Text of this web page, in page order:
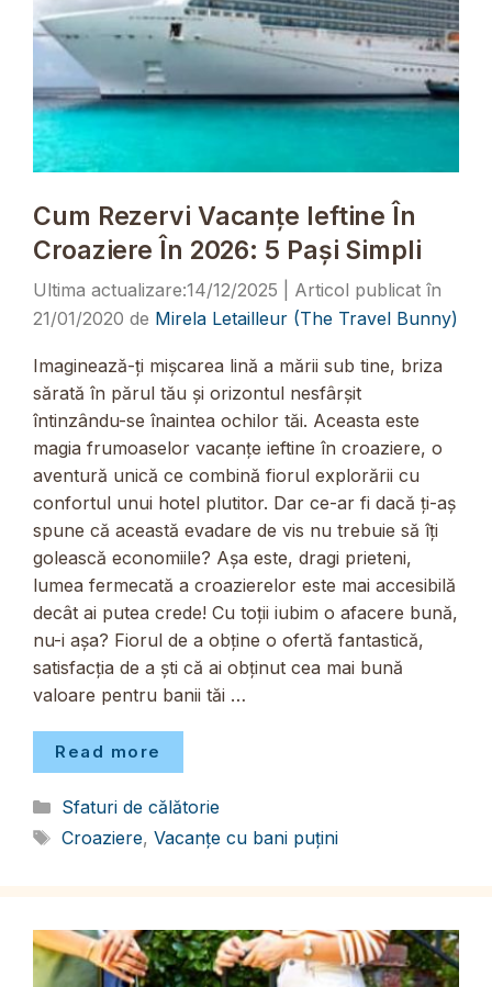
Cum Rezervi Vacanțe Ieftine În
Croaziere În 2026: 5 Pași Simpli
14/12/2025
21/01/2020 de Mirela Letailleur (The Travel Bunny)
Imaginează-ți mișcarea lină a mării sub tine, briza
sărată în părul tău și orizontul nesfârșit
întinzându-se înaintea ochilor tăi. Aceasta este
magia frumoaselor vacanțe ieftine în croaziere, o
aventură unică ce combină fiorul explorării cu
confortul unui hotel plutitor. Dar ce-ar fi dacă ți-aș
spune că această evadare de vis nu trebuie să îți
golească economiile? Așa este, dragi prieteni,
lumea fermecată a croazierelor este mai accesibilă
decât ai putea crede! Cu toții iubim o afacere bună,
nu-i așa? Fiorul de a obține o ofertă fantastică,
satisfacția de a ști că ai obținut cea mai bună
valoare pentru banii tăi …
Read more
Categorii
Sfaturi de călătorie
Etichete
Croaziere, Vacanțe cu bani puțini